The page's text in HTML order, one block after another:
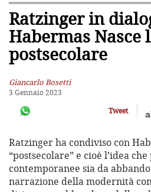
Ratzinger in
Habermas Nasce
postsecolare
Giancarlo Bosetti
3 Gennaio 2023
Tweet
a
Ratzinger ha condiviso con
“postsecolare” e cioè l’idea
contemporanee sia da
narrazione della modernità